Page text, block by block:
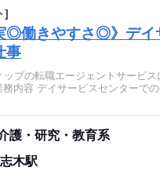
]
◎働きやすさ◎》デイ
事
プの転職エージェントサービス
での介護業務全
護・研究・教育系
木駅